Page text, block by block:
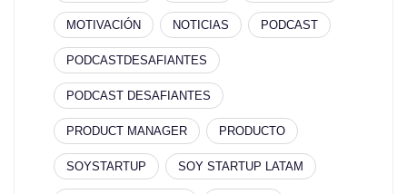
MOTIVACIÓN NOTICIAS PODCAST
PODCASTDESAFIANTES
PODCAST DESAFIANTES
PRODUCT MANAGER PRODUCTO
SOYSTARTUP SOY STARTUP LATAM